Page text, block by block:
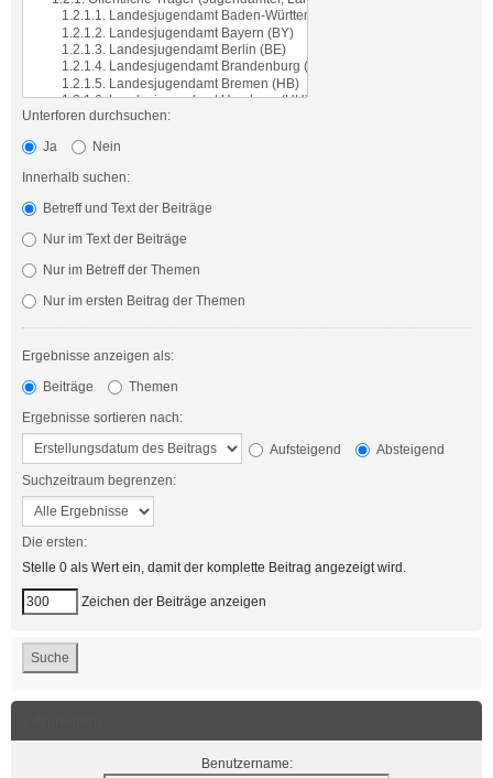
Unterforen durchsuchen:
Ja
Nein
Innerhalb suchen:
Betreff und Text der Beiträge
Nur im Text der Beiträge
Nur im Betreff der Themen
Nur im ersten Beitrag der Themen
Ergebnisse anzeigen als:
Beiträge
Themen
Ergebnisse sortieren nach:
Aufsteigend
Absteigend
Suchzeitraum begrenzen:
Die ersten:
Stelle 0 als Wert ein, damit der komplette Beitrag angezeigt wird.
Zeichen der Beiträge anzeigen
Benutzername: